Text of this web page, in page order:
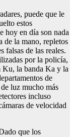
puede que le
estos
hoy en día son nada
de la mano, repletos
falsas de las reales.
por la policía,
Ku, la banda Ka y la
de
luz mucho más
incluso
de velocidad
que los